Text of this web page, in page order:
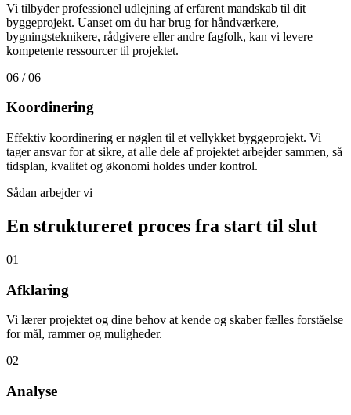
Vi tilbyder professionel udlejning af erfarent mandskab til dit
byggeprojekt. Uanset om du har brug for håndværkere,
bygningsteknikere, rådgivere eller andre fagfolk, kan vi levere
kompetente ressourcer til projektet.
06 / 06
Koordinering
Effektiv koordinering er nøglen til et vellykket byggeprojekt. Vi
tager ansvar for at sikre, at alle dele af projektet arbejder sammen, så
tidsplan, kvalitet og økonomi holdes under kontrol.
Sådan arbejder vi
En struktureret proces fra start til slut
01
Afklaring
Vi lærer projektet og dine behov at kende og skaber fælles forståelse
for mål, rammer og muligheder.
02
Analyse